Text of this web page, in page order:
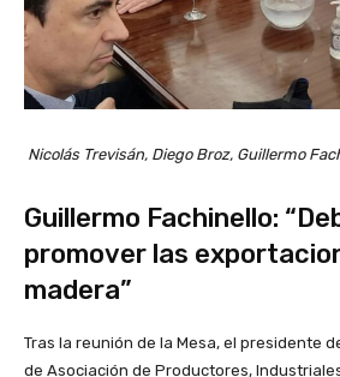
Nicolás Trevisán, Diego Broz, Guillermo
Guillermo Fachinello:
promover las
madera”
Tras la reunión de la Mesa, el presidente
de Asociación de Productores,